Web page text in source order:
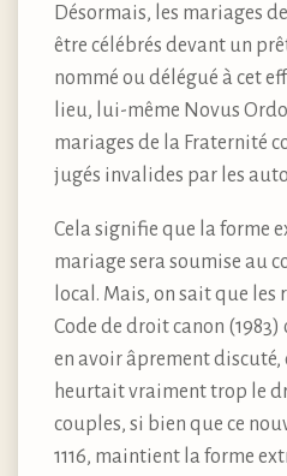
Désormais, les mariages
être célébrés devant un
nommé ou délégué à cet
lieu, lui-même Novus
mariages de la Fraternité
jugés invalides par les
Cela signifie que la forme
mariage sera soumise au
local. Mais, on sait que
Code de droit canon
en avoir âprement discuté,
heurtait vraiment trop le
couples, si bien que ce
1116, maintient la forme